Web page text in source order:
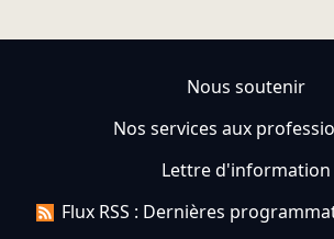
Nous soutenir
Nos services aux
Lettre d'information
Flux RSS : Dernières